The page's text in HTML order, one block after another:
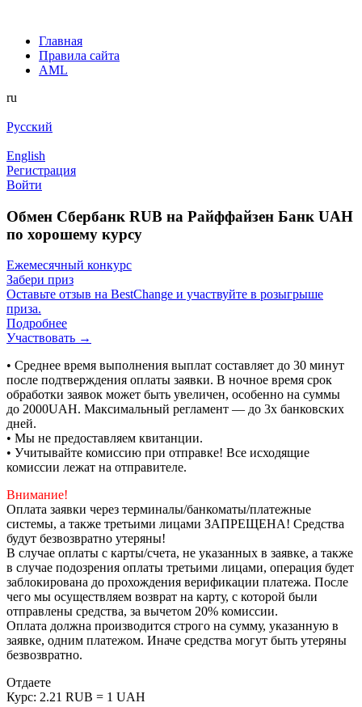
Главная
Правила сайта
AML
ru
Русский
English
Регистрация
Войти
Обмен Сбербанк RUB на Райффайзен Банк UAH
по хорошему курсу
Ежемесячный конкурс
Забери приз
Оставьте отзыв на BestChange и участвуйте в розыгрыше
приза.
Подробнее
Участвовать →
• Среднее время выполнения выплат составляет до 30 минут
после подтверждения оплаты заявки. В ночное время срок
обработки заявок может быть увеличен, особенно на суммы
до 2000UAH. Максимальный регламент — до 3х банковских
дней.
• Мы не предоставляем квитанции.
• Учитывайте комиссию при отправке! Все исходящие
комиссии лежат на отправителе.
Внимание!
Оплата заявки через терминалы/банкоматы/платежные
системы, а также третьими лицами ЗАПРЕЩЕНА! Средства
будут безвозвратно утеряны!
В случае оплаты с карты/счета, не указанных в заявке, а также
в случае подозрения оплаты третьими лицами, операция будет
заблокирована до прохождения верификации платежа. После
чего мы осуществляем возврат на карту, с которой были
отправлены средства, за вычетом 20% комиссии.
Оплата должна производится строго на сумму, указанную в
заявке, одним платежом. Иначе средства могут быть утеряны
безвозвратно.
Отдаете
Курс: 2.21 RUB = 1 UAH